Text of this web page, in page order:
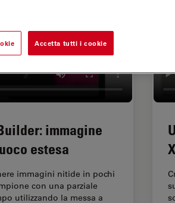
immagine
estesa
immagini nitide in pochi
con una parziale
utilizzando la messa a
Accetta tutti i cookie